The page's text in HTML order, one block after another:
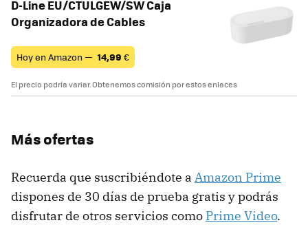
D-Line EU/CTULGEW/SW Caja
Organizadora de Cables
Hoy en Amazon — 14,99 €
El precio podría variar. Obtenemos comisión por estos enlaces
Más ofertas
Recuerda que suscribiéndote a Amazon Prime
dispones de 30 días de prueba gratis y podrás
disfrutar de otros servicios como Prime Video.